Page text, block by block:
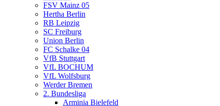
FSV Mainz 05
Hertha Berlin
RB Leipzig
SC Freiburg
Union Berlin
FC Schalke 04
VfB Stuttgart
VfL BOCHUM
VfL Wolfsburg
Werder Bremen
2. Bundesliga
Arminia Bielefeld